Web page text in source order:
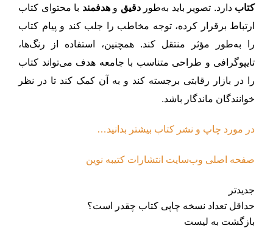
کتاب دارد. تصویر باید به‌طوردقیق وهدفمند با محتوای کتاب
ارتباط برقرار کرده، توجه مخاطب را جلب کند و پیام کتاب
را به‌طور مؤثر منتقل کند. همچنین، استفاده از رنگ‌ها،
تایپوگرافی و طراحی متناسب با جامعه هدف می‌تواند کتاب
را در بازار رقابتی برجسته کند و به آن کمک کند تا در نظر
خوانندگان ماندگار باشد.
در مورد چاپ و نشر کتاب بیشتر بدانید…
صفحه اصلی وب‌سایت انتشارات کتیبه نوین
جدیدتر
حداقل تعداد نسخه چاپی کتاب چقدر است؟
بازگشت به لیست